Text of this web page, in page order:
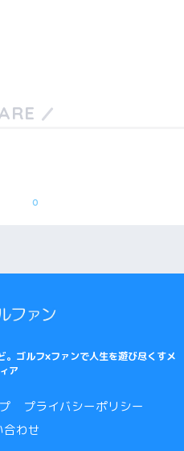
0
。ゴルフ×ファンで人生を遊び尽くすメ
ア
プライバシーポリシー
合わせ